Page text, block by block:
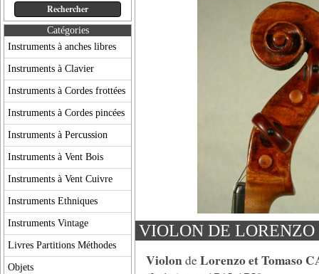
Catégories
Instruments à anches libres
Instruments à Clavier
Instruments à Cordes frottées
Instruments à Cordes pincées
Instruments à Percussion
Instruments à Vent Bois
Instruments à Vent Cuivre
Instruments Ethniques
Instruments Vintage
Livres Partitions Méthodes
Objets
VIOLON DE
ViolondeLorenzo et Tomaso